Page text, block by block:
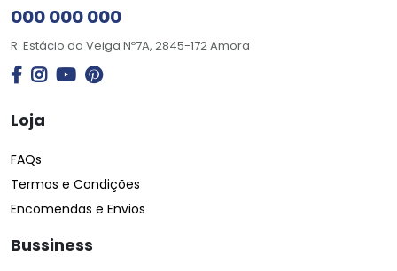
000 000 000
R. Estácio da Veiga Nº7A, 2845-172 Amora
Loja
FAQs
Termos e Condições
Encomendas e Envios
Bussiness